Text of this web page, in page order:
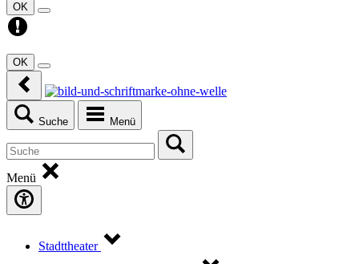
OK
OK
Suche Menü
Menü
Stadttheater